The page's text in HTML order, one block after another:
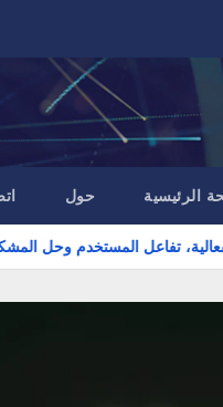
حول الرئيسية
الفعالية، تفاعل المستخدم